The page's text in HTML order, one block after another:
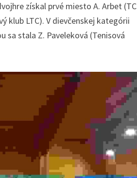
získal prvé miesto A. Arbet (TC
klub LTC). V dievčenskej kategórii
sa stala Z. Paveleková (Tenisová